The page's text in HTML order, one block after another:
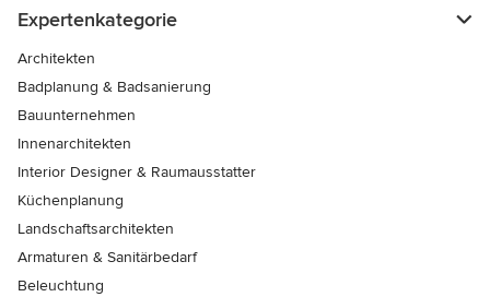
Expertenkategorie
Architekten
Badplanung & Badsanierung
Bauunternehmen
Innenarchitekten
Interior Designer & Raumausstatter
Küchenplanung
Landschaftsarchitekten
Armaturen & Sanitärbedarf
Beleuchtung